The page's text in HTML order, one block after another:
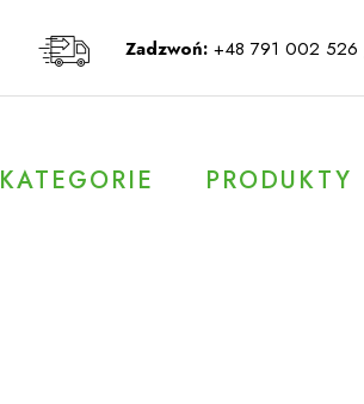
Zadzwoń: +48 791 002 526
KATEGORIE PRODUKTY